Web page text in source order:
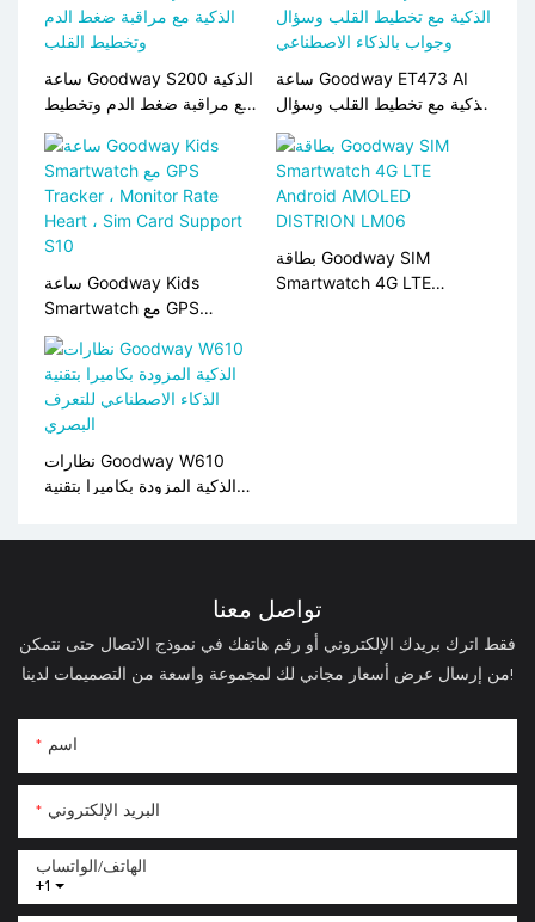
ساعة Goodway S200 الذكية
مع مراقبة ضغط الدم وتخطيط
القلب
ساعة Goodway ET473 AI
الذكية مع تخطيط القلب وسؤال
وجواب بالذكاء الاصطناعي
ساعة Goodway Kids
Smartwatch مع GPS
Tracker ، Monitor Rate
Heart ، Sim Card Support
S10
بطاقة Goodway SIM
Smartwatch 4G LTE
نظارات Goodway W610
الذكية المزودة بكاميرا بتقنية
البصري
تواصل معنا
فقط اترك بريدك الإلكتروني أو رقم هاتفك في نموذج الاتصال حتى نتمكن
من إرسال عرض أسعار مجاني لك لمجموعة واسعة من التصميمات لدينا!
اسم
البريد الإلكتروني
+1
الهاتف/الواتساب